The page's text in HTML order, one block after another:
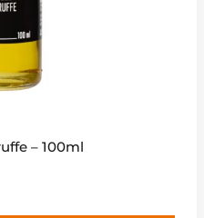
– 100ml